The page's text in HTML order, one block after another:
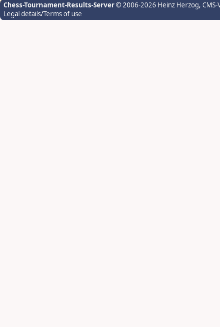
Chess-Tournament-Results-Server© 2006-2026 Heinz Herzog,
Legal details/Terms of use